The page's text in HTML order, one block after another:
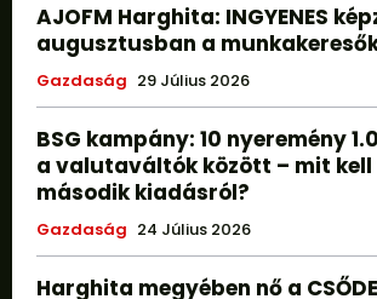
AJOFM Harghita: INGYENES
augusztusban a
Gazdaság 29 Július 2026
BSG kampány: 10 nyeremény
a valutaváltók között – mit
második kiadásról?
Gazdaság 24 Július 2026
Harghita megyében nő a